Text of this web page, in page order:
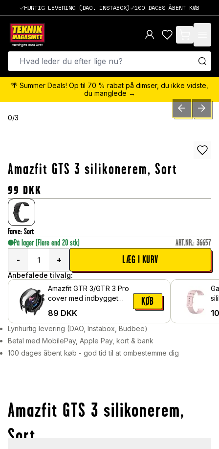
HURTIG LEVERING (DAO, INSTABOX) 100 DAGES ÅBENT KØB
items in cart,
🌴 Summer Deals! Op til 70 % rabat på dimser, du ikke vidste,
du manglede →
0/3 PREVIOUSNEXT
Amazfit GTS 3 silikonerem, Sort
99 DKK
Farve: Sort
På lager (Flere end 20 stk) ART.NR.: 36657
-
+ LÆG I KURV
Anbefalede tilvalg:
Amazfit GTR 3/GTR 3 Pro
cover med indbygget
89 DKK
KØB
Lynhurtig levering (DAO, Instabox, Budbee)
Betal med MobilePay, Apple Pay, kort & bank
100 dages åbent køb - god tid til at ombestemme dig
Amazfit GTS 3 silikonerem,
Sort